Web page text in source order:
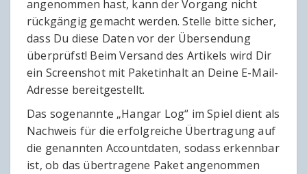
angenommen hast, kann der Vorgang nicht
rückgängig gemacht werden. Stelle bitte sicher,
dass Du diese Daten vor der Übersendung
überprüfst! Beim Versand des Artikels wird Dir
ein Screenshot mit Paketinhalt an Deine E-Mail-
Adresse bereitgestellt.
Das sogenannte „Hangar Log“ im Spiel dient als
Nachweis für die erfolgreiche Übertragung auf
die genannten Accountdaten, sodass erkennbar
ist, ob das übertragene Paket angenommen